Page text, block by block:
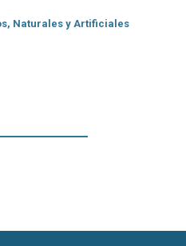
Naturales y Artificiales